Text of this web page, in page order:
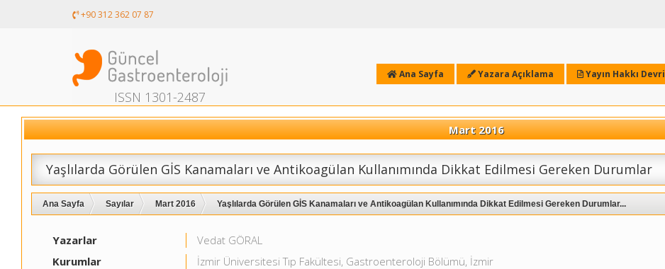
+90 312 362 07 87
ISSN 1301-2487
Ana Sayfa Yazara Açıklama Yayın Hakkı Devri
Mart 2016
Yaşlılarda Görülen GİS Kanamaları ve Antikoagülan Kullanımında Dikkat Edilmesi Gereken Durumlar
Ana Sayfa Sayılar Mart 2016 Yaşlılarda Görülen GİS Kanamaları ve Antikoagülan Kullanımında Dikkat Edilmesi Gereken Durumlar...
Yazarlar
Vedat GÖRAL
Kurumlar
İzmir Üniversitesi Tıp Fakültesi, Gastroenteroloji Bölümü, İzmir